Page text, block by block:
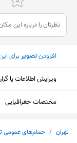
یکشنبه
دوشنبه
سه‌شنبه
چهارشنبه
پنجشنبه
افزودنتصویربرای
ویرایش اطلاعات یا
مختصات جغرافیایی
تهران / حمام‌های عمومی